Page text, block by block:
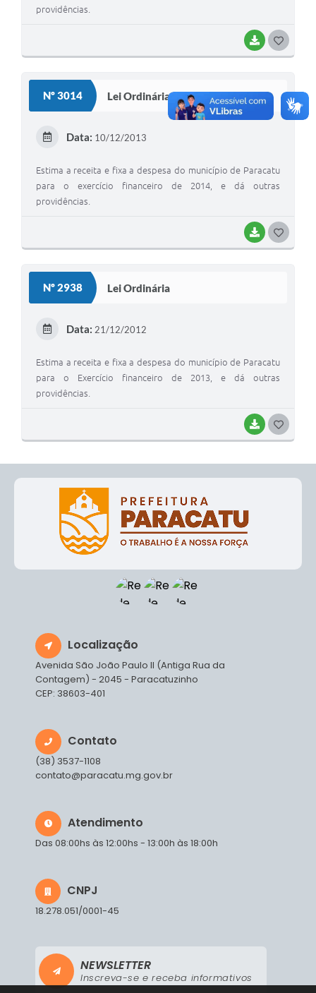
BAIXAR
T
providências.
Nº 3014 Lei Ordinária
BAIXAR
Data: 10/12/2013
Estima a receita e fixa a despesa do município de Paracatu
para o exercício financeiro de 2014, e dá outras
providências.
Nº 2938 Lei Ordinária
BAIXAR
Data: 21/12/2012
Estima a receita e fixa a despesa do município de Paracatu
para o Exercício financeiro de 2013, e dá outras
providências.
Localização
Avenida São João Paulo II (Antiga Rua da
Contagem) - 2045 - Paracatuzinho
CEP: 38603-401
Contato
(38) 3537-1108
contato@paracatu.mg.gov.br
Atendimento
Das 08:00hs às 12:00hs - 13:00h às 18:00h
CNPJ
18.278.051/0001-45
NEWSLETTER
Inscreva-se e receba informativos